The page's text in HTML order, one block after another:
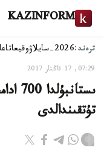
KAZINFORM
ترەند:2026-سايلاۋ وقيعا
07:29, 17 قاڭتار 2017
تۇتقىندالدى